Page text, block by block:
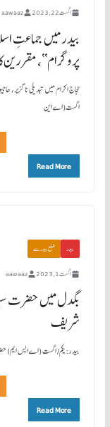
اگست 22, 2023 aawaaz
بیدر میں جماعتِ
پروگرام‘‘،
اگست(اے این
Read More
بیدر ضلع بیدر سے
اگست 1, 2023 aawaaz
بگدل میں حضرت سید
شریف
بیدر: یکم/ اگست (اے ایس ایم) حضرت
Read More